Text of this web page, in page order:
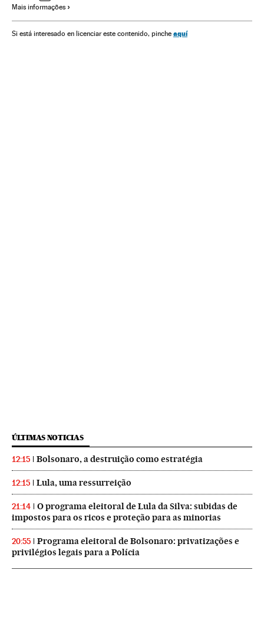
Partidos políticos
Governo Brasil América Governo
Mais informações
Si está interesado en licenciar este contenido, pinche aquí
ÚLTIMAS NOTICIAS
12:15 Bolsonaro, a destruição como estratégia
12:15 Lula, uma ressurreição
21:14
O programa eleitoral de Lula da Silva: subidas de
impostos para os ricos e proteção para as minorias
20:55
Programa eleitoral de Bolsonaro: privatizações e
privilégios legais para a Polícia